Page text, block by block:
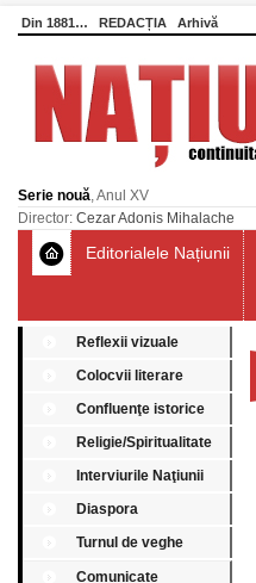
Din 1881… REDACȚIA Arhivă
Serie nouă, Anul XV
Director: Cezar Adonis Mihalache
Editorialele Națiunii
Reflexii vizuale
Colocvii literare
Confluenţe istorice
Religie/Spiritualitate
Interviurile Naţiunii
Diaspora
Turnul de veghe
Comunicate